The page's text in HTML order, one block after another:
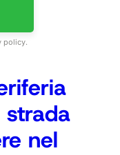
policy.
strada
nel